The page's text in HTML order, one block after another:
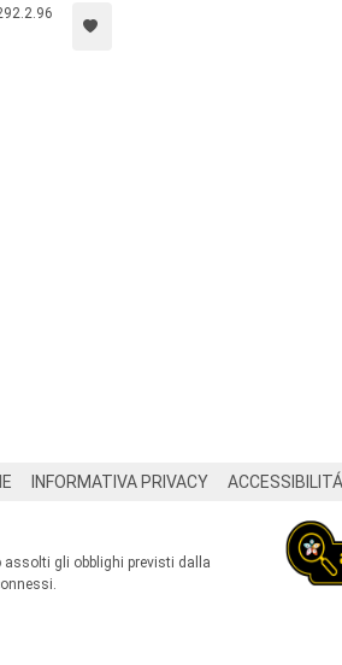
INFORMATIVA PRIVACY ACCESSIBILITÁ
assolti gli obblighi previsti dalla